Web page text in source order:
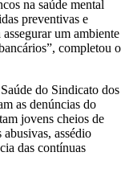
na saúde mental
preventivas e
um ambiente
completou o
do Sindicato dos
as denúncias do
jovens cheios de
assédio
das contínuas